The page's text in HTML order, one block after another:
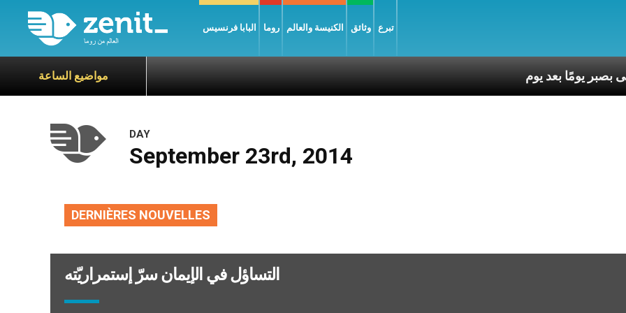
البابا فرنسيس روما الكنيسة والعالم وثائق تبرع
مواضيع الساعة
DAY
September 23rd, 2014
DERNIÈRES NOUVELLES
التساؤل في الإيمان سرّ إستمراريّته